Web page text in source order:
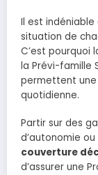
Il est
situation de
C’est pourquoi
la Prévi-famille
permettent
quotidienne.
Partir sur des
d’autonomie
couverture
d’assurer une